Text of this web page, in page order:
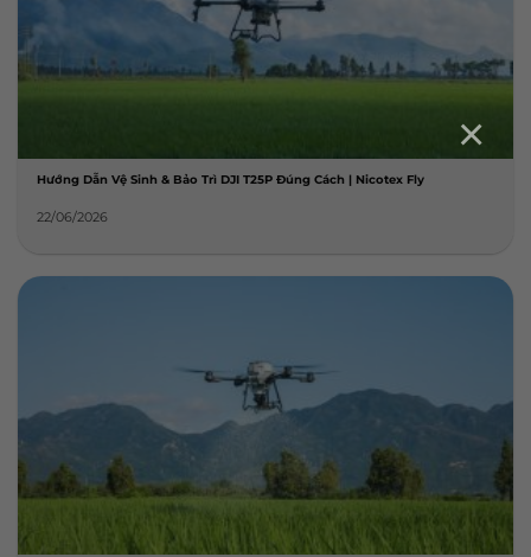
×
Hướng Dẫn Vệ Sinh & Bảo Trì DJI T25P Đúng Cách | Nicotex Fly
22/06/2026